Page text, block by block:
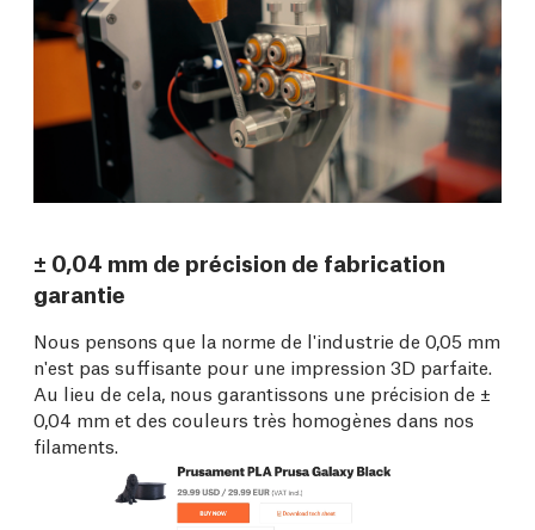
± 0,04 mm de précision de fabrication
garantie
Nous pensons que la norme de l'industrie de 0,05 mm
n'est pas suffisante pour une impression 3D parfaite.
Au lieu de cela, nous garantissons une précision de ±
0,04 mm et des couleurs très homogènes dans nos
filaments.